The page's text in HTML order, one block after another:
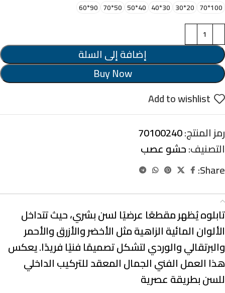
100*70
20*30
30*40
40*50
50*70
90*60
إضافة إلى السلة
Buy Now
Add to wishlist
رمز المنتج:70100240
التصنيف:حشو عصب
Share:
تابلوه يُظهر مقطعًا عرضيًا لسن بشري، حيث تتداخل
الألوان المائية الزاهية مثل الأخضر والأزرق والأحمر
والبرتقالي والوردي لتشكل تصميمًا فنيًا فريدًا. يعكس
هذا العمل الفني الجمال المعقد للتركيب الداخلي
للسن بطريقة عصرية